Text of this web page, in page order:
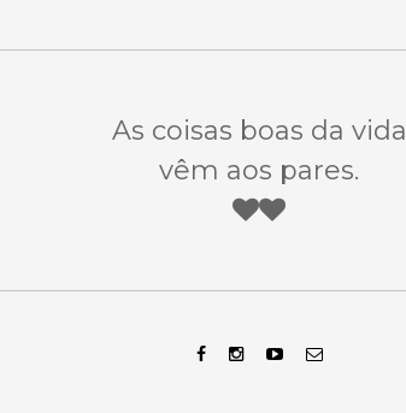
As coisas boas da vida
vêm aos pares.